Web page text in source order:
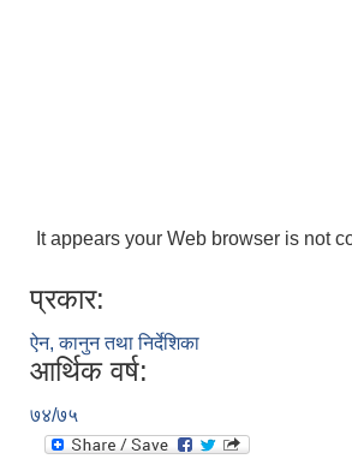
It appears your Web browser is not
प्रकार:
ऐन, कानुन तथा निर्देशिका
आर्थिक वर्ष:
७४/७५